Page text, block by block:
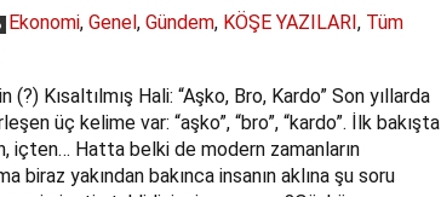
Ekonomi, Genel, Gündem, KÖŞE YAZILARI, Tüm
(?) Kısaltılmış Hali: “Aşko, Bro, Kardo” Son yıllarda
üç kelime var: “aşko”, “bro”, “kardo”. İlk bakışta
içten… Hatta belki de modern zamanların
yakından bakınca insanın aklına şu soru